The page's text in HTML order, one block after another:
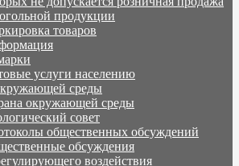
продукции
товаров
услуги населению
среды
окружающей среды
совет
общественных обсуждений
обсуждения
воздействия